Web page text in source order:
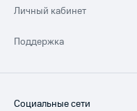
Личный кабинет
Поддержка
Социальные сети